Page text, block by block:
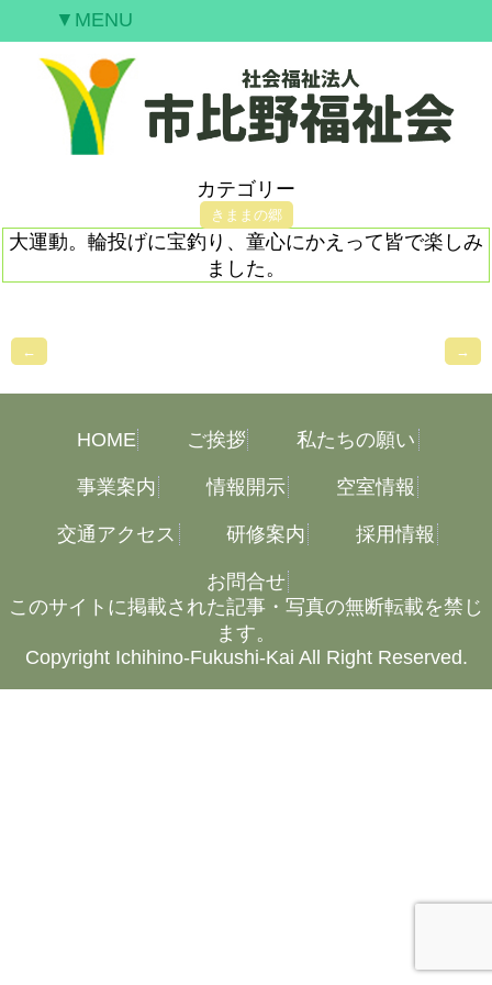
▼MENU
私たちの願い
事業案内
空室情報
研修案内
採用情報
カテゴリー
きままの郷
大運動。輪投げに宝釣り、童心にかえって皆で楽しみ
ました。
← →
HOME ご挨拶 私たちの願い
事業案内 情報開示 空室情報
交通アクセス 研修案内 採用情報
お問合せ
このサイトに掲載された記事・写真の無断転載を禁じ
ます。
Copyright Ichihino-Fukushi-Kai All Right Reserved.